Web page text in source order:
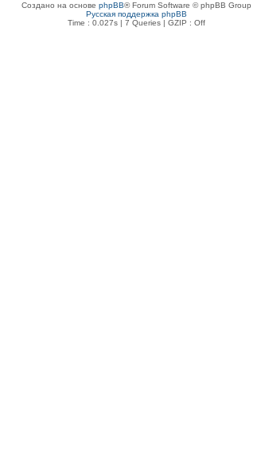
Создано на основе phpBB® Forum Software © phpBB Group
Русская поддержка phpBB
Time : 0.027s | 7 Queries | GZIP : Off